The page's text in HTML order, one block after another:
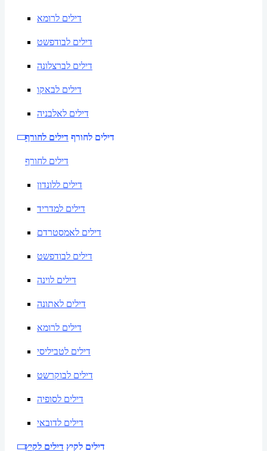
דילים לרומא
דילים לבודפשט
דילים לברצלונה
דילים לבאקו
דילים לאלבניה
דילים לחורף דילים לחורף
דילים לחורף
דילים ללונדון
דילים למדריד
דילים לאמסטרדם
דילים לבודפשט
דילים לוינה
דילים לאתונה
דילים לרומא
דילים לטביליסי
דילים לבוקרשט
דילים לסופיה
דילים לדובאי
דילים לקיץ דילים לקיץ